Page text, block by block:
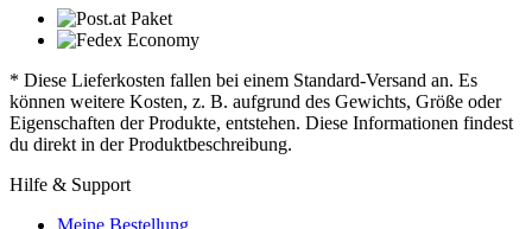
* Diese Lieferkosten fallen bei einem Standard-Versand an. Es
können weitere Kosten, z. B. aufgrund des Gewichts, Größe oder
Eigenschaften der Produkte, entstehen. Diese Informationen findest
du direkt in der Produktbeschreibung.
Hilfe & Support
Meine Bestellung